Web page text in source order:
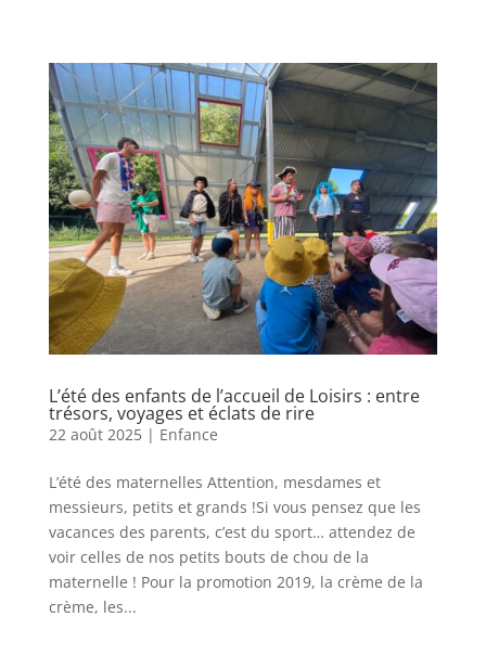
L’été des enfants de l’accueil de Loisirs : entre
trésors, voyages et éclats de rire
22 août 2025| Enfance
L’été des maternelles Attention, mesdames et
messieurs, petits et grands !Si vous pensez que les
vacances des parents, c’est du sport… attendez de
voir celles de nos petits bouts de chou de la
maternelle ! Pour la promotion 2019, la crème de la
crème, les...